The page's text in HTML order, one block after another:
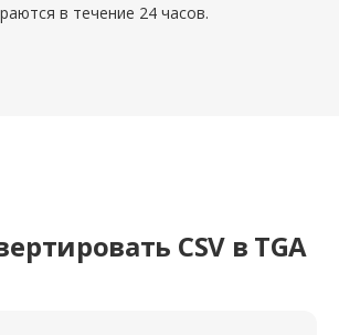
в течение 24 часов.
CSV в TGA